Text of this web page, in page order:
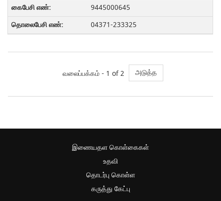
9445000645
04371-233325
வலைப்பக்கம் - 1 of 2 அடுத்த
இணையதள கொள்கைகள்
உதவி
தொடர்பு கொள்ள
கருத்து கேட்பு